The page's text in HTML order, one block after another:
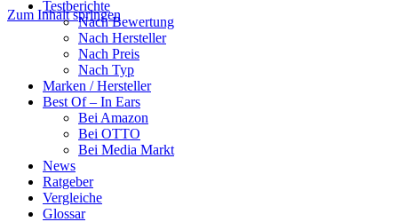
Zum Inhalt springen
Testberichte
Nach Bewertung
Nach Hersteller
Nach Preis
Nach Typ
Marken / Hersteller
Best Of – In Ears
Bei Amazon
Bei OTTO
Bei Media Markt
News
Ratgeber
Vergleiche
Glossar